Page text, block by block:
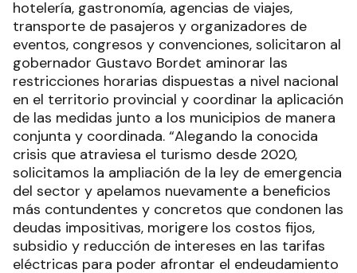
hotelería, gastronomía, agencias de viajes,
transporte de pasajeros y organizadores de
eventos, congresos y convenciones, solicitaron al
gobernador Gustavo Bordet aminorar las
restricciones horarias dispuestas a nivel nacional
en el territorio provincial y coordinar la aplicación
de las medidas junto a los municipios de manera
conjunta y coordinada. “Alegando la conocida
crisis que atraviesa el turismo desde 2020,
solicitamos la ampliación de la ley de emergencia
del sector y apelamos nuevamente a beneficios
más contundentes y concretos que condonen las
deudas impositivas, morigere los costos fijos,
subsidio y reducción de intereses en las tarifas
eléctricas para poder afrontar el endeudamiento